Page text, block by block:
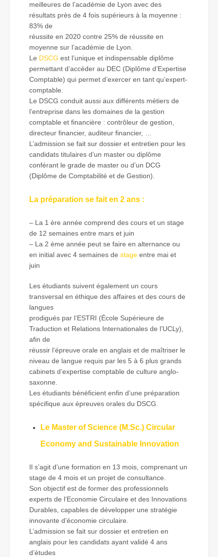
meilleures de l’académie de Lyon avec des
résultats près de 4 fois supérieurs à la moyenne :
83% de
réussite en 2020 contre 25% de réussite en
moyenne sur l’académie de Lyon.
Le DSCG est l’unique et indispensable diplôme
permettant d’accéder au DEC (Diplôme d’Expertise
Comptable) qui permet d’exercer en tant qu’expert-
comptable.
Le DSCG conduit aussi aux différents métiers de
l’entreprise dans les domaines de la gestion
comptable et financière : contrôleur de gestion,
directeur financier, auditeur financier, …
L’admission se fait sur dossier et entretien pour les
candidats titulaires d’un master ou diplôme
conférant le grade de master ou d’un DCG
(Diplôme de Comptabilité et de Gestion).
La préparation se fait en 2 ans :
– La 1 ère année comprend des cours et un stage
de 12 semaines entre mars et juin
– La 2 ème année peut se faire en alternance ou
en initial avec 4 semaines de stage entre mai et
juin
Les étudiants suivent également un cours
transversal en éthique des affaires et des cours de
langues
prodigués par l’ESTRI (École Supérieure de
Traduction et Relations Internationales de l’UCLy),
afin de
réussir l’épreuve orale en anglais et de maîtriser le
niveau de langue requis par les 5 à 6 plus grands
cabinets d’expertise comptable de culture anglo-
saxonne.
Les étudiants bénéficient enfin d’une préparation
spécifique aux épreuves orales du DSCG.
Le Master of Science (M.Sc.) Circular
Economy and Sustainable Innovation
Il s’agit d’une formation en 13 mois, comprenant un
stage de 4 mois et un projet de consultance.
Son objectif est de former des professionnels
experts de l’Economie Circulaire et des Innovations
Durables, capables de développer une stratégie
innovante d’économie circulaire.
L’admission se fait sur dossier et entretien en
anglais pour les candidats ayant validé 4 ans
d’études